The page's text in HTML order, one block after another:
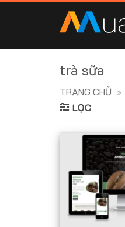
trà sữa
TRANG CHỦ »
LỌC